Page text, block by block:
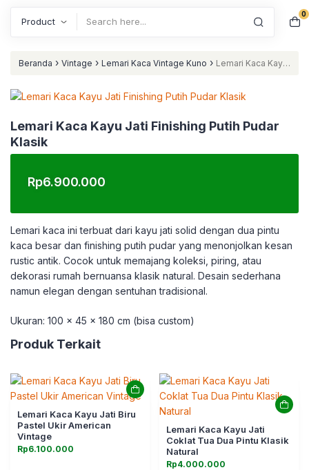
0
Beranda › Vintage › Lemari Kaca Vintage Kuno › Lemari Kaca Kayu
Lemari Kaca Kayu Jati Finishing Putih Pudar
Klasik
Rp6.900.000
Lemari kaca ini terbuat dari kayu jati solid dengan dua pintu
kaca besar dan finishing putih pudar yang menonjolkan kesan
rustic antik. Cocok untuk memajang koleksi, piring, atau
dekorasi rumah bernuansa klasik natural. Desain sederhana
namun elegan dengan sentuhan tradisional.
Ukuran: 100 x 45 x 180 cm (bisa custom)
Produk Terkait
Lemari Kaca Kayu Jati Biru
Pastel Ukir American
Vintage
Rp6.100.000
Lemari Kaca Kayu Jati
Coklat Tua Dua Pintu Klasik
Natural
Rp4.000.000